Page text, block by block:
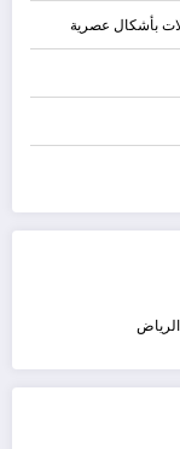
بأشكال عصرية